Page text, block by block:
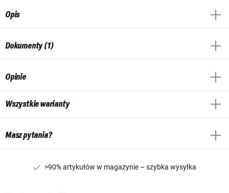
Opis
Dokumenty (1)
Opinie
Wszystkie warianty
Masz pytania?
>90% artykułów w magazynie – szybka wysyłka